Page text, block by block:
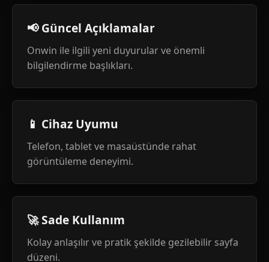
📢 Güncel Açıklamalar
Onwin ile ilgili yeni duyurular ve önemli
bilgilendirme başlıkları.
📱 Cihaz Uyumu
Telefon, tablet ve masaüstünde rahat
görüntüleme deneyimi.
🚀 Sade Kullanım
Kolay anlaşılır ve pratik şekilde gezilebilir sayfa
düzeni.